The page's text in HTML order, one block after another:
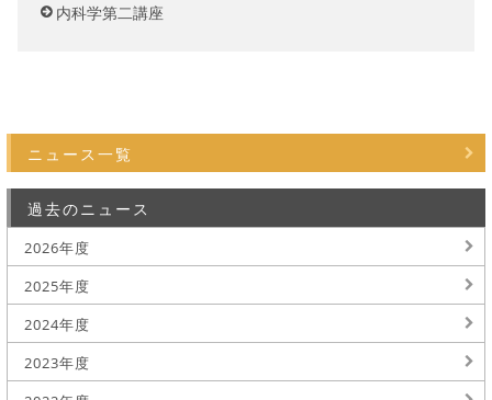
内科学第二講座
ニュース一覧
過去のニュース
2026年度
2025年度
2024年度
2023年度